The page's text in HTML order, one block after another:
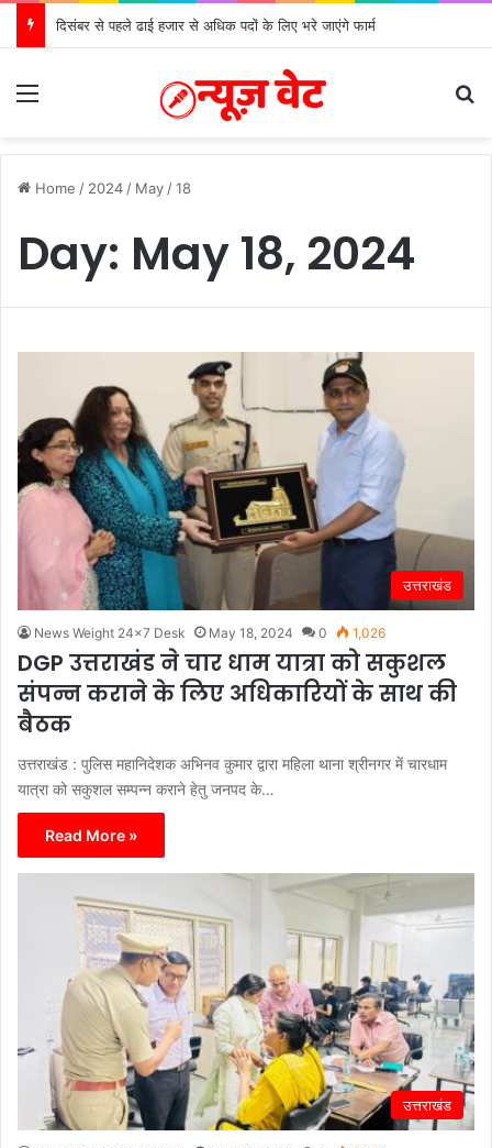
दिसंबर से पहले ढाई हजार से अधिक पदों के लिए भरे जाएंगे फार्म
Home / 2024 / May /18
Day: May 18, 2024
उत्तराखंड
News Weight 24x7 Desk May 18, 2024 0 1,026
DGP उत्तराखंड ने चार धाम यात्रा को सकुशल
संपन्न कराने के लिए अधिकारियों के साथ की
बैठक
उत्तराखंड : पुलिस महानिदेशक अभिनव कुमार द्वारा महिला थाना श्रीनगर में चारधाम
यात्रा को सकुशल सम्पन्न कराने हेतु जनपद के…
Read More »
उत्तराखंड